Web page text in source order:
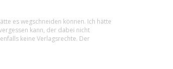
es wegschneiden können. Ich hätte
kann, der dabei nicht
keine Verlagsrechte. Der